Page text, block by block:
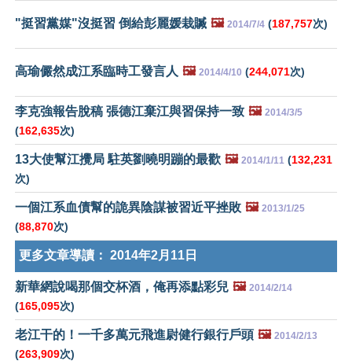
"挺習黨媒"沒挺習 倒給彭麗媛栽贓 🖼️ 2014/7/4 (187,757次)
高瑜儼然成江系臨時工發言人 🖼️ 2014/4/10 (244,071次)
李克強報告脫稿 張德江棄江與習保持一致 🖼️ 2014/3/5
(162,635次)
13大使幫江攪局 駐英劉曉明蹦的最歡 🖼️ 2014/1/11 (132,231
次)
一個江系血債幫的詭異陰謀被習近平挫敗 🖼️ 2013/1/25
(88,870次)
更多文章導讀： 2014年2月11日
新華網說喝那個交杯酒，俺再添點彩兒 🖼️ 2014/2/14
(165,095次)
老江干的！一千多萬元飛進尉健行銀行戶頭 🖼️ 2014/2/13
(263,909次)